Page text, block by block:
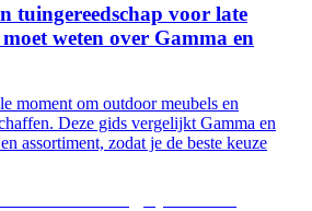
tuingereedschap voor late
weten over Gamma en
moment om outdoor meubels en
Deze gids vergelijkt Gamma en
assortiment, zodat je de beste keuze